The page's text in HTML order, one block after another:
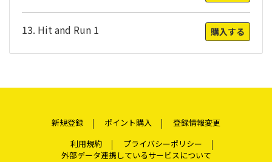
13. Hit and Run 1 購入する
新規登録 ポイント購入
登録情報変更
利用規約
プライバシーポリシー
外部データ連携しているサービスについて